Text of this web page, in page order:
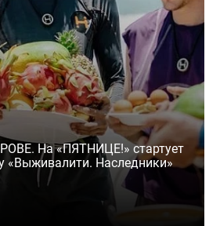
На «ПЯТНИЦЕ!» стартует
«Выживалити. Наследники»